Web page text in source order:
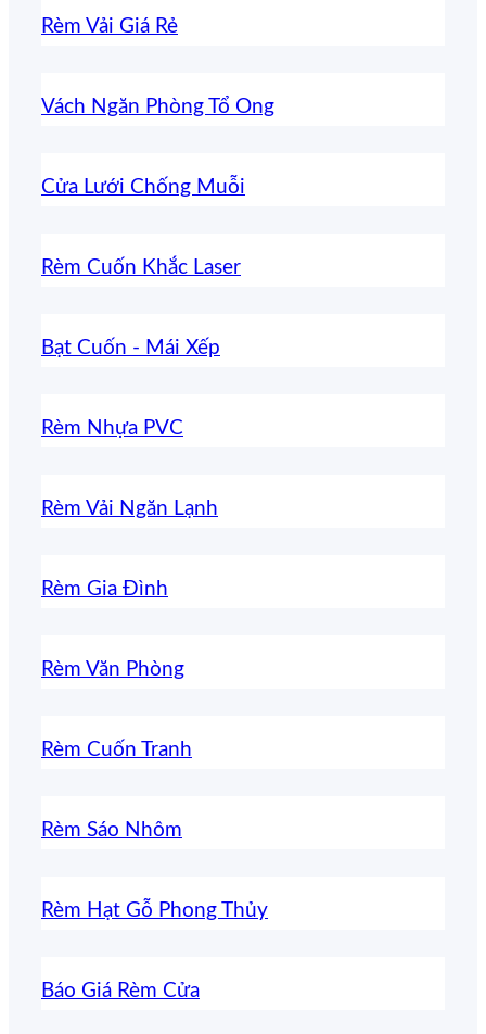
Rèm Vải Giá Rẻ
Vách Ngăn Phòng Tổ Ong
Cửa Lưới Chống Muỗi
Rèm Cuốn Khắc Laser
Bạt Cuốn - Mái Xếp
Rèm Nhựa PVC
Rèm Vải Ngăn Lạnh
Rèm Gia Đình
Rèm Văn Phòng
Rèm Cuốn Tranh
Rèm Sáo Nhôm
Rèm Hạt Gỗ Phong Thủy
Báo Giá Rèm Cửa